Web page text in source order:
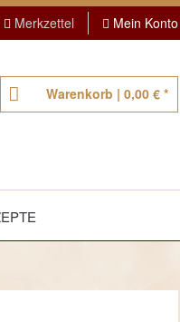
Merkzettel Mein Konto
Warenkorb | 0,00 € *